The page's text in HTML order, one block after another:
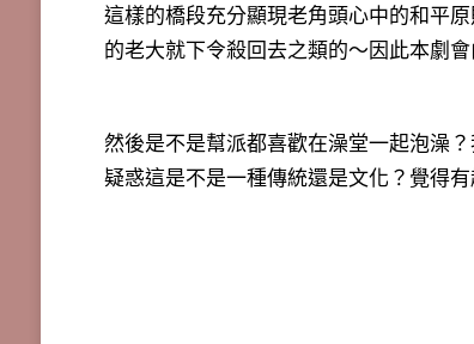
這樣的橋段充分顯現老角頭心中的和平
的老大就下令殺回去之類的～因此本劇
然後是不是幫派都喜歡在澡堂一起泡澡
疑惑這是不是一種傳統還是文化？覺得